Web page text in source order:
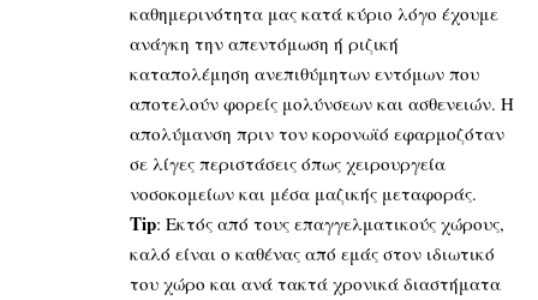
καθημερινότητα μας κατά κύριο λόγο έχουμε
ανάγκη την απεντόμωση ή ριζική
καταπολέμηση ανεπιθύμητων εντόμων που
αποτελούν φορείς μολύνσεων και ασθενειών. Η
απολύμανση πριν τον κορονωϊό εφαρμοζόταν
σε λίγες περιστάσεις όπως χειρουργεία
νοσοκομείων και μέσα μαζικής μεταφοράς.
Tip: Eκτός από τους επαγγελματικούς χώρους,
καλό είναι ο καθένας από εμάς στον ιδιωτικό
του χώρο και ανά τακτά χρονικά διαστήματα